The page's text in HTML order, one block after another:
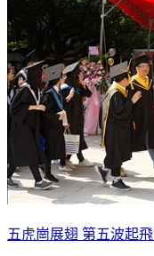
五虎崗展翅 第五波起飛